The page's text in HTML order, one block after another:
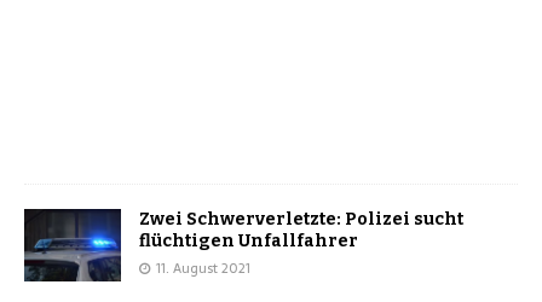
Zwei Schwerverletzte: Polizei sucht
flüchtigen Unfallfahrer
11. August 2021